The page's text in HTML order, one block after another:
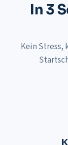
In 3
Kein Stress,